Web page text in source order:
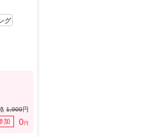
グ
1,900円
加 0円